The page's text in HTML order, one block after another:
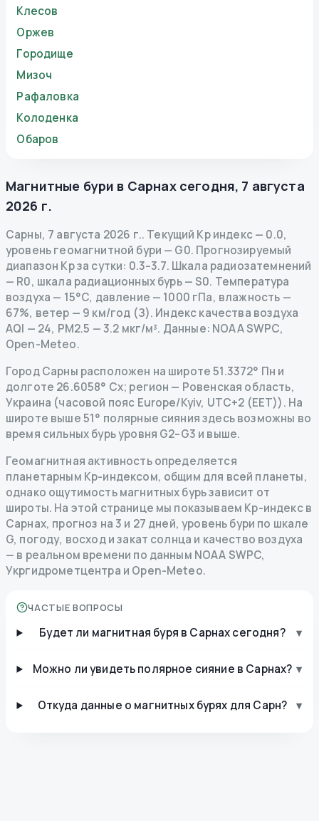
Клесов
Оржев
Городище
Мизоч
Рафаловка
Колоденка
Обаров
Магнитные бури в Сарнах сегодня, 7 августа
2026 г.
Сарны, 7 августа 2026 г.. Текущий Kp индекс— 0.0,
уровень геомагнитной бури — G0. Прогнозируемый
диапазон Kp за сутки: 0.3–3.7. Шкала радиозатемнений
— R0, шкала радиационных бурь— S0. Температура
воздуха — 15°C, давление — 1000 гПа, влажность —
67%, ветер — 9 км/год (З). Индекс качества воздуха
AQI — 24, PM2.5 — 3.2 мкг/м³. Данные: NOAA SWPC,
Open-Meteo.
Город Сарны расположен на широте 51.3372° Пн и
долготе 26.6058° Сх; регион — Ровенская область,
Украина (часовой пояс Europe/Kyiv, UTC+2 (EET)). На
широте выше 51° полярные сияния здесь возможны во
время сильных бурь уровня G2–G3 и выше.
Геомагнитная активность определяется
планетарным Kp-индексом, общим для всей планеты,
однако ощутимость магнитных бурь зависит от
широты. На этой странице мы показываем Kp-индекс в
Сарнах, прогноз на 3 и 27 дней, уровень бури по шкале
G, погоду, восход и закат солнца и качество воздуха
— в реальном времени по данным NOAA SWPC,
Укргидрометцентра и Open-Meteo.
ЧАСТЫЕ ВОПРОСЫ
Будет ли магнитная буря в Сарнах сегодня? ▾
Можно ли увидеть полярное сияние в Сарнах? ▾
Откуда данные о магнитных бурях для Сарн? ▾